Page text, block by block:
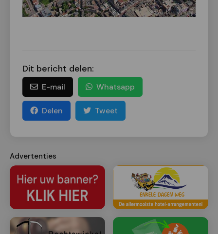
Dit bericht delen:
E-mail Whatsapp
Delen Tweet
Advertenties